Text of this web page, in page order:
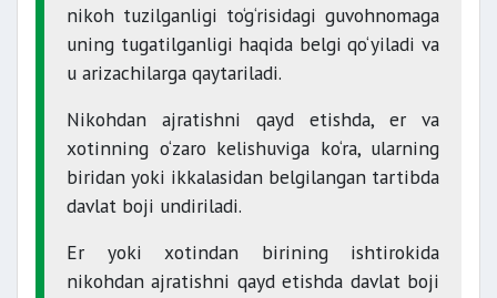
nikoh tuzilganligi to‘g‘risidagi guvohnomaga
uning tugatilganligi haqida belgi qo‘yiladi va
u arizachilarga qaytariladi.
Nikohdan ajratishni qayd etishda, er va
xotinning o‘zaro kelishuviga ko‘ra, ularning
biridan yoki ikkalasidan belgilangan tartibda
davlat boji undiriladi.
Er yoki xotindan birining ishtirokida
nikohdan ajratishni qayd etishda davlat boji